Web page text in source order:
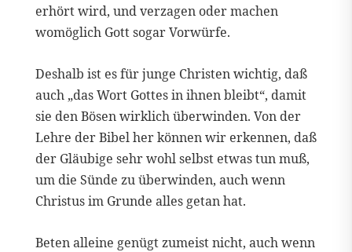
erhört wird, und verzagen oder machen
womöglich Gott sogar Vorwürfe.
Deshalb ist es für junge Christen wichtig, daß
auch „das Wort Gottes in ihnen bleibt“, damit
sie den Bösen wirklich überwinden. Von der
Lehre der Bibel her können wir erkennen, daß
der Gläubige sehr wohl selbst etwas tun muß,
um die Sünde zu überwinden, auch wenn
Christus im Grunde alles getan hat.
Beten alleine genügt zumeist nicht, auch wenn